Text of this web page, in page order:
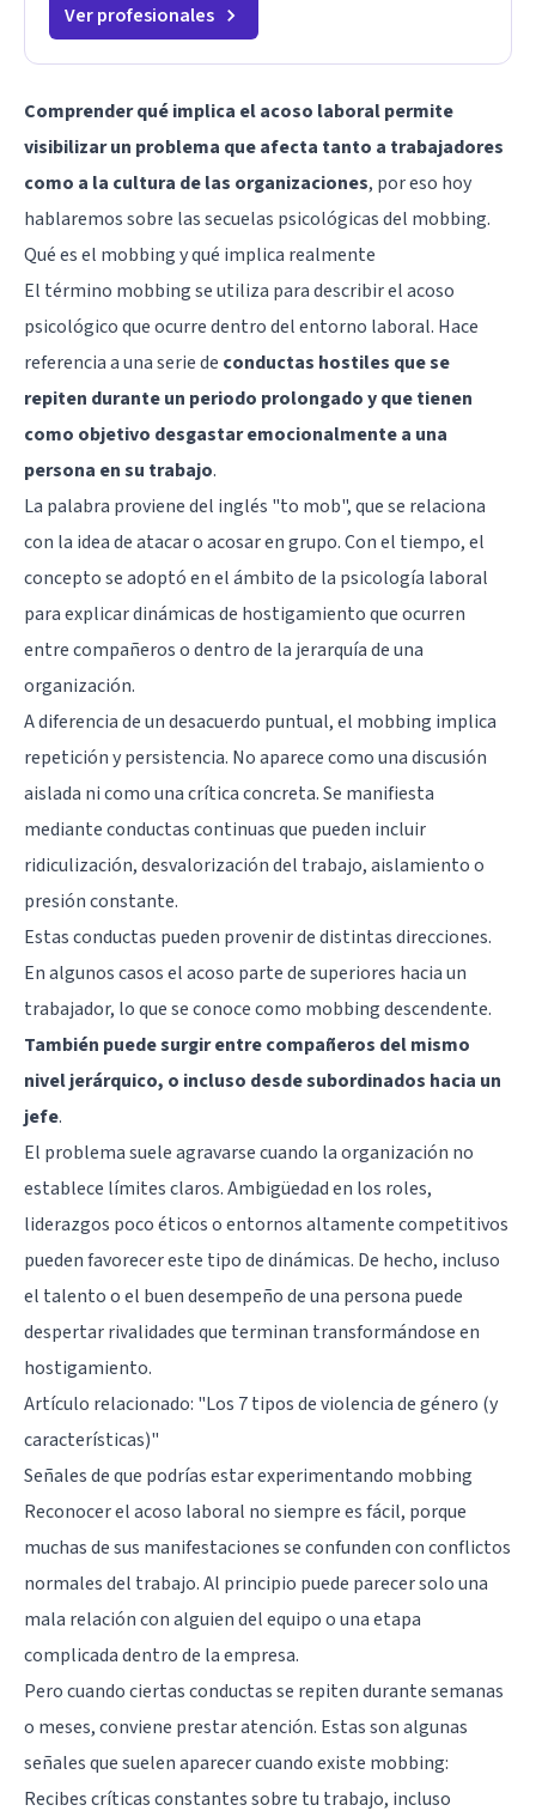
Ver profesionales
Comprender qué implica el acoso laboral permite
visibilizar un problema que afecta tanto a trabajadores
como a la cultura de las organizaciones, por eso hoy
hablaremos sobre las secuelas psicológicas del mobbing.
Qué es el mobbing y qué implica realmente
El término mobbing se utiliza para describir el acoso
psicológico que ocurre dentro del entorno laboral. Hace
referencia a una serie de conductas hostiles que se
repiten durante un periodo prolongado y que tienen
como objetivo desgastar emocionalmente a una
persona en su trabajo.
La palabra proviene del inglés "to mob", que se relaciona
con la idea de atacar o acosar en grupo. Con el tiempo, el
concepto se adoptó en el ámbito de la psicología laboral
para explicar dinámicas de hostigamiento que ocurren
entre compañeros o dentro de la jerarquía de una
organización.
A diferencia de un desacuerdo puntual, el mobbing implica
repetición y persistencia. No aparece como una discusión
aislada ni como una crítica concreta. Se manifiesta
mediante conductas continuas que pueden incluir
ridiculización, desvalorización del trabajo, aislamiento o
presión constante.
Estas conductas pueden provenir de distintas direcciones.
En algunos casos el acoso parte de superiores hacia un
trabajador, lo que se conoce como mobbing descendente.
También puede surgir entre compañeros del mismo
nivel jerárquico, o incluso desde subordinados hacia un
jefe.
El problema suele agravarse cuando la organización no
establece límites claros. Ambigüedad en los roles,
liderazgos poco éticos o entornos altamente competitivos
pueden favorecer este tipo de dinámicas. De hecho, incluso
el talento o el buen desempeño de una persona puede
despertar rivalidades que terminan transformándose en
hostigamiento.
Artículo relacionado: "Los 7 tipos de violencia de género (y
características)"
Señales de que podrías estar experimentando mobbing
Reconocer el acoso laboral no siempre es fácil, porque
muchas de sus manifestaciones se confunden con conflictos
normales del trabajo. Al principio puede parecer solo una
mala relación con alguien del equipo o una etapa
complicada dentro de la empresa.
Pero cuando ciertas conductas se repiten durante semanas
o meses, conviene prestar atención. Estas son algunas
señales que suelen aparecer cuando existe mobbing:
Recibes críticas constantes sobre tu trabajo, incluso